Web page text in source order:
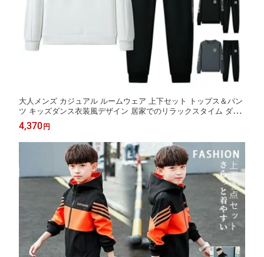
大人メンズ カジュアル ルームウェア 上下セット トップス＆パン
ツ キッズダンス衣装風デザイン 居家でのリラックスタイム ダン
ス練習時にも適している 軽い外出や買い物にもおすすめ おしゃ
れで着心地抜群 柔らかな素材で肌触りが優しい
4,370 円